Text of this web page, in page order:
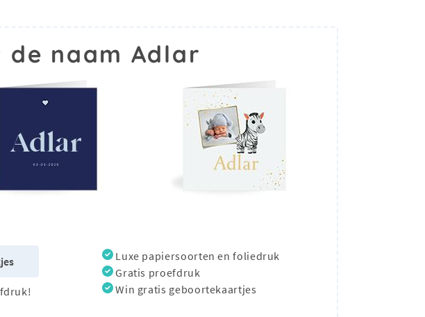
naam Adlar
Luxe papiersoorten en foliedruk
Gratis proefdruk
Win gratis geboortekaartjes